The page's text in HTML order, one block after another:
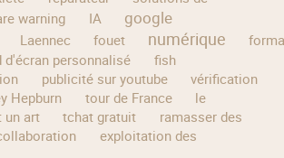
warning IA
google
Laennec fouet numérique
d'écran personnalisé
fish
publicité sur youtube
vérification
Hepburn tour de France
le
un art
tchat gratuit
ramasser des
exploitation des